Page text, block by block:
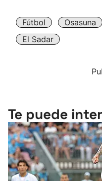
Fútbol Osasuna
El Sadar
Te puede